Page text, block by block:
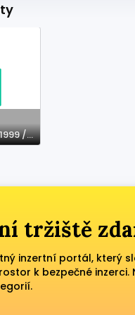
traktor Zetor 6341 / 1999 / 70hp
tržiště
inzertní portál, který
k bezpečné inzerci.